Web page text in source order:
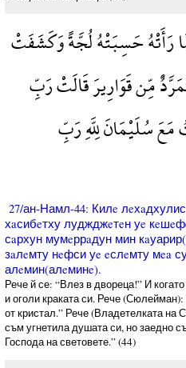
رَأَتْهُ حَسِبَتْهُ لُجَّةً وَكَشَفَتْ
مِّن قَوَارِيرَ قَالَتْ رَبِّ
سُلَيْمَانَ لِلَّهِ رَبِّ
27/ан-Намл-44: Килe
хaсибeтху луджджeтeн уe
сaрхун мумeррaдун мин
зaлeмту нeфси уe eслeмту мea
алeмин(алeминe).
Рече й се: “Влез в двореца!” И
и оголи краката си. Рече
от кристал.” Рече (Владетелката на
съм угнетила душата си, но заедно
Господа на световете.” (44)